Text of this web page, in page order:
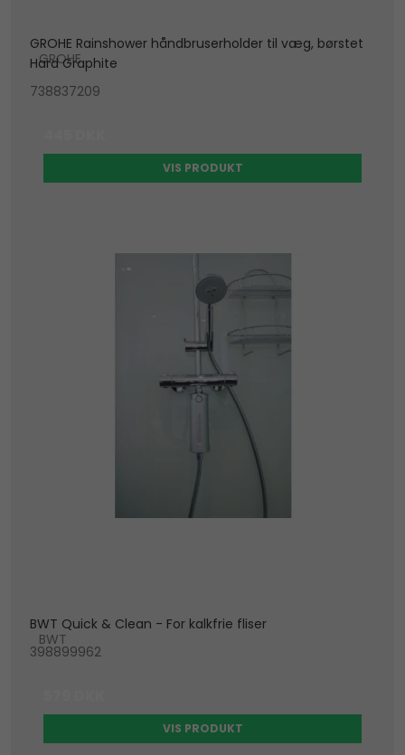
GROHE Rainshower håndbruserholder til væg, børstet
Hard Graphite
GROHE
738837209
VIS PRODUKT
BWT Quick & Clean - For kalkfrie fliser
BWT
398899962
VIS PRODUKT